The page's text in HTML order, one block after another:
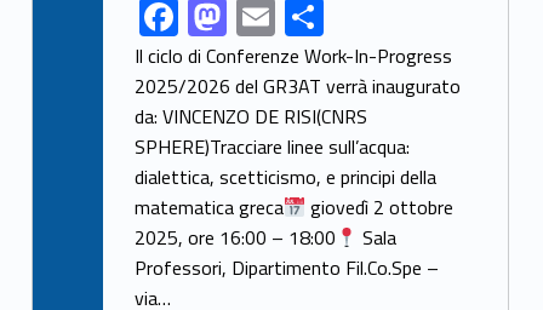
Link identifier share facebook archive #share-link-archive-80013F
ac
e
b
o
o
k
M
as
to
d
o
n
E
m
ai
l
S
h
ar
e
Il ciclo di Conferenze Work-In-Progress
2025/2026 del GR3AT verrà inaugurato
da: VINCENZO DE RISI(CNRS
SPHERE)Tracciare linee sull’acqua:
dialettica, scetticismo, e principi della
matematica greca
giovedì 2 ottobre
2025, ore 16:00 – 18:00
Sala
Professori, Dipartimento Fil.Co.Spe –
via…